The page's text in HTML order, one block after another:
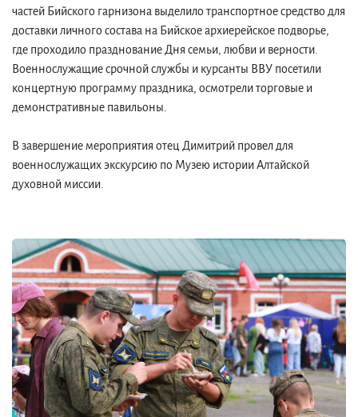
частей Бийского гарнизона выделило транспортное средство для
доставки личного состава на Бийское архиерейское подворье,
где проходило празднование Дня семьи, любви и верности.
Военнослужащие срочной службы и курсанты ВВУ посетили
концертную программу праздника, осмотрели торговые и
демонстративные павильоны.
В завершение мероприятия отец Димитрий провел для
военнослужащих экскурсию по Музею истории Алтайской
духовной миссии.